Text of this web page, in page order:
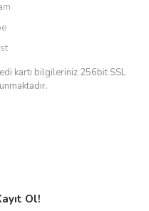
kartı bilgileriniz 256bit SSL
Ol!